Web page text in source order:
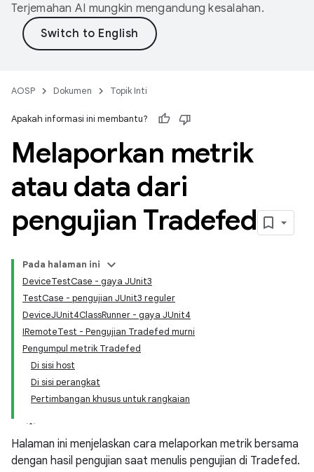
Terjemahan AI mungkin mengandung kesalahan.
AOSP Dokumen Topik Inti
Apakah informasi ini membantu?
Melaporkan metrik
atau data dari
pengujian Tradefed
Pada halaman ini
DeviceTestCase - gaya JUnit3
TestCase - pengujian JUnit3 reguler
DeviceJUnit4ClassRunner - gaya JUnit4
IRemoteTest - Pengujian Tradefed murni
Pengumpul metrik Tradefed
Di sisi host
Di sisi perangkat
Pertimbangan khusus untuk rangkaian
Halaman ini menjelaskan cara melaporkan metrik bersama
dengan hasil pengujian saat menulis pengujian di Tradefed.